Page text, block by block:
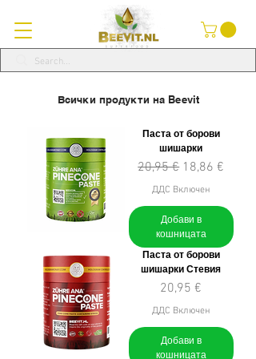
Всички продукти на Beevit
Паста от борови
шишарки
Редовна цена
20,95 € Продажна
18,86 €
ДДС Включен
Добави в
кошницата
Паста от борови
шишарки Стевия
Цена
20,95 €
ДДС Включен
Добави в
кошницата